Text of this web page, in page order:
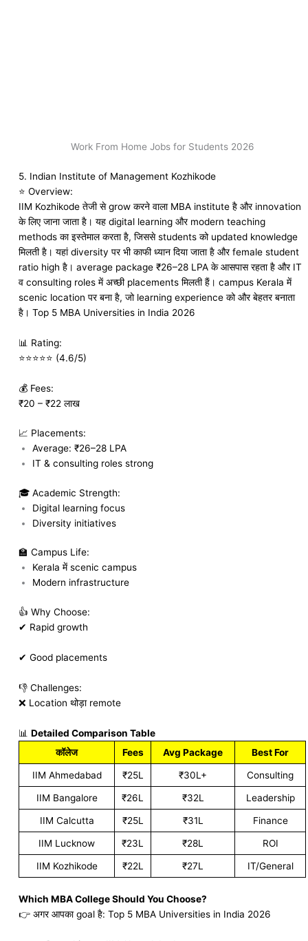
Work From Home Jobs for Students 2026
5. Indian Institute of Management Kozhikode
⭐ Overview:
IIM Kozhikode तेजी से grow करने वाला MBA institute है और innovation
के लिए जाना जाता है। यह digital learning और modern teaching
methods का इस्तेमाल करता है, जिससे students को updated knowledge
मिलती है। यहां diversity पर भी काफी ध्यान दिया जाता है और female student
ratio high है। average package ₹26–28 LPA के आसपास रहता है और IT
व consulting roles में अच्छी placements मिलती हैं। campus Kerala में
scenic location पर बना है, जो learning experience को और बेहतर बनाता
है। Top 5 MBA Universities in India 2026
📊 Rating:
⭐⭐⭐⭐⭐ (4.6/5)
💰 Fees:
₹20 – ₹22 लाख
📈 Placements:
Average: ₹26–28 LPA
IT & consulting roles strong
🎓 Academic Strength:
Digital learning focus
Diversity initiatives
🏫 Campus Life:
Kerala में scenic campus
Modern infrastructure
👍 Why Choose:
✔ Rapid growth
✔ Good placements
👎 Challenges:
❌ Location थोड़ा remote
📊Detailed Comparison Table
कॉलेज
Fees Avg Package Best For
IIM Ahmedabad ₹25L ₹30L+ Consulting
IIM Bangalore ₹26L ₹32L Leadership
IIM Calcutta ₹25L ₹31L Finance
IIM Lucknow ₹23L ₹28L ROI
IIM Kozhikode ₹22L ₹27L IT/General
Which MBA College Should You Choose?
👉 अगर आपका goal है: Top 5 MBA Universities in India 2026